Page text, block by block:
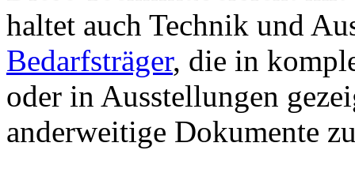
hal­tet auch Technik und
Bedarfsträger, die in
oder in Ausstellungen
anderweitige Dokumente